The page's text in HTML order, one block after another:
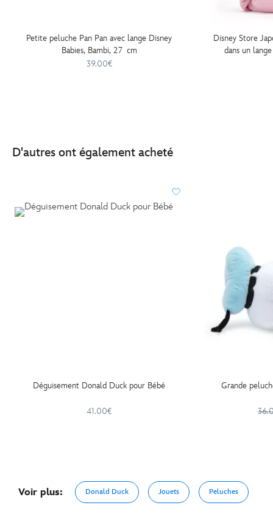
Petite peluche Pan Pan avec lange Disney
Babies, Bambi, 27 cm
39.00€
Disney Store
dans un
D'autres ont également acheté
Déguisement Donald Duck pour Bébé
41.00€
Grande
Voir plus: Donald Duck Jouets Peluches